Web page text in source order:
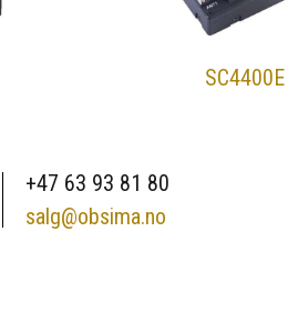
SC4400E
+47 63 93 81 80
salg@obsima.no